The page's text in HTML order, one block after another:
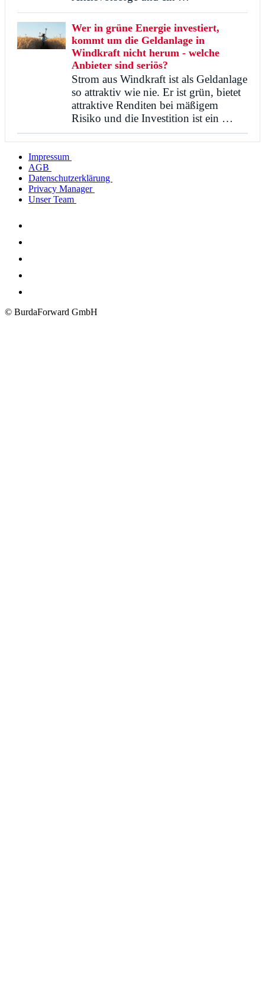
Wer in grüne Energie investiert,
kommt um die Geldanlage in
Windkraft nicht herum - welche
Anbieter sind seriös?
Strom aus Windkraft ist als Geldanlage
so attraktiv wie nie. Er ist grün, bietet
attraktive Renditen bei mäßigem
Risiko und die Investition ist ein …
Impressum
AGB
Datenschutzerklärung
Privacy Manager
Unser Team
© BurdaForward GmbH